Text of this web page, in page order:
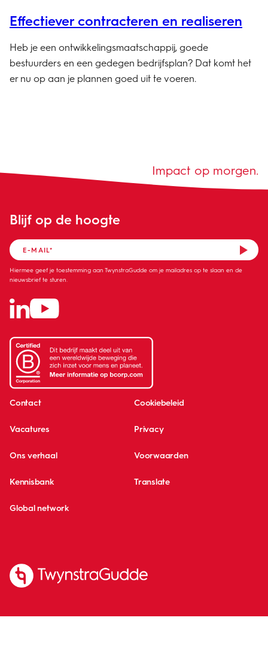
Effectiever contracteren en realiseren
Heb je een ontwikkelingsmaatschappij, goede
bestuurders en een gedegen bedrijfsplan? Dat komt het
er nu op aan je plannen goed uit te voeren.
Contact Cookiebeleid
Vacatures Privacy
Ons verhaal Voorwaarden
Kennisbank Translate
Global network
Blijf op de hoogte
Hiermee geef je toestemming aan TwynstraGudde om je mailadres op te slaan en de
nieuwsbrief te sturen.
Impact op morgen.